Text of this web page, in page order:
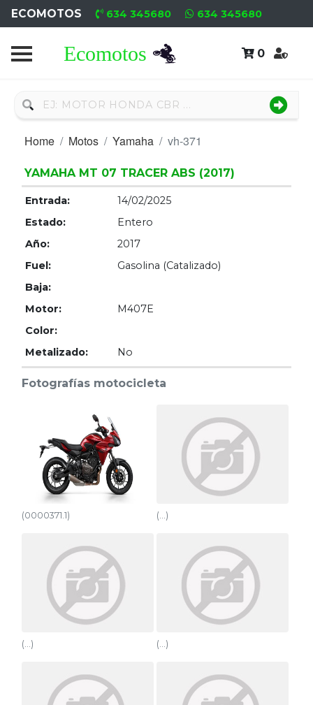
ECOMOTOS 634 345680 634 345680
0
Home
Nuevo
Recambio
Usado
Neumáticos
Campa
Motores
Usados
Tasaciones
Formulario
Empresa
Contacto
Home Motos Yamaha vh-371
YAMAHA MT 07 TRACER ABS (2017)
Entrada:
14/02/2025
Estado:
Entero
Año:
2017
Fuel:
Gasolina (Catalizado)
Baja:
Motor:
M407E
Color:
Metalizado:
No
Fotografías motocicleta
(0000371.1) (...)
(...) (...)